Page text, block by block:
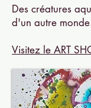
Des créatures
d'un autre
Visitez le ART